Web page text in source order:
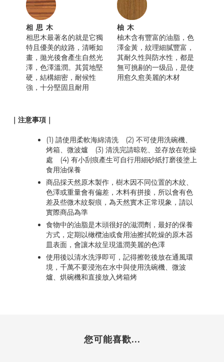
相思木
相思木最著名的就是它獨
特且優美的紋路，清晰如
畫，拋光後會產生自然光
澤，色澤溫潤。其質地堅
硬，結構細密，耐候性
強，十分堅固且耐用
柚木
柚木含有豐富的油脂，色
澤金黃，紋理細膩豐富，
其耐久性與防水性，都是
無可挑剔的一级品，是使
用愈久愈美麗的木材
｜注意事項｜
(1) 請使用柔軟海綿清洗 (2) 不可使用洗碗機、
烤箱、微波爐 (3) 清洗完請晾乾、並存放在乾燥
處 (4) 有小刮痕產生可自行用細砂紙打磨後塗上
食用油保養
商品採天然原木製作，樹木因不同位置的木紋、
色澤或重量會有偏差，木料有拼接，所以會有色
差及些微木紋裂痕，為天然實木正常現象，請以
實際商品為準
食物中的油脂是木頭很好的滋潤劑，最好的保養
方式，定期以橄欖油或食用油擦拭乾燥的原木器
皿表面，會讓木紋呈現溫潤美麗的色澤
使用後以清水洗淨即可，記得擦乾後放在通風環
境，千萬不要浸泡在水中與使用洗碗機、微波
爐、烘碗機和直接放入烤箱烤
您可能喜歡...